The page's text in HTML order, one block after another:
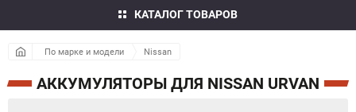
КАТАЛОГ ТОВАРОВ
По марке и модели Nissan
АККУМУЛЯТОРЫ ДЛЯ NISSAN URVAN